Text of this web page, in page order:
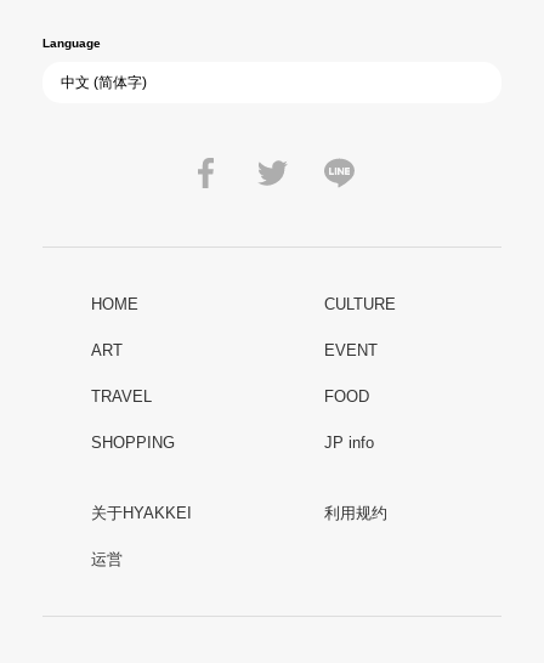
Language
HOME CULTURE
ART EVENT
TRAVEL FOOD
SHOPPING JP info
关于HYAKKEI 利用规约
运営